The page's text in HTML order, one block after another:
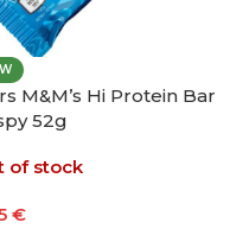
M&M’s Hi Protein Bar
52g
of stock
€